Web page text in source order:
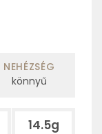
NEHÉZSÉG
könnyű
14.5g